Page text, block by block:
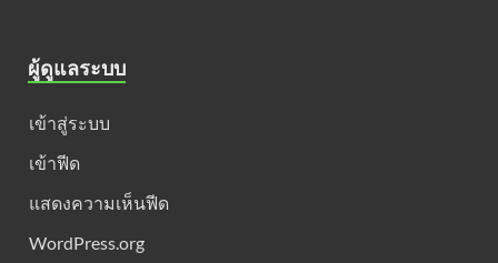
ผู้ดูแลระบบ
เข้าสู่ระบบ
เข้าฟีด
แสดงความเห็นฟีด
WordPress.org